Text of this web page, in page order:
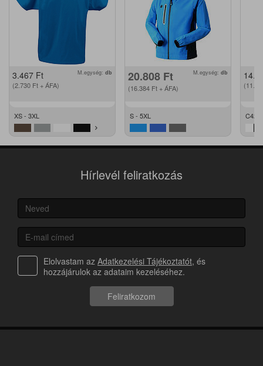
3.467 Ft
(2.730 Ft + ÁFA)
M.egység: db
XS - 3XL
20.808 Ft
(16.384 Ft + ÁFA)
M.egység: db
S - 5XL C42 -
Hírlevél feliratkozás
Elolvastam az Adatkezelési Tájékoztatót, és
hozzájárulok az adataim kezeléséhez.
Feliratkozom